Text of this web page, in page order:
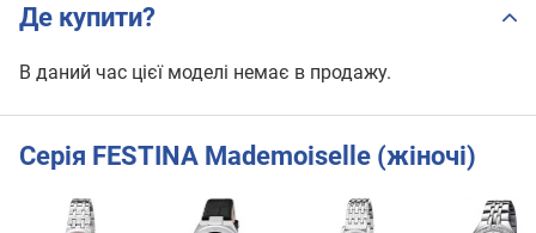
Де купити?
В даний час цієї моделі немає в продажу.
Серія FESTINA Mademoiselle (жіночі)